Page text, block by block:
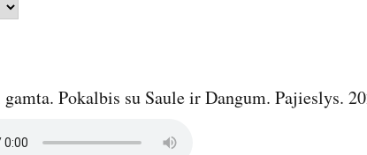
Pokalbis su Saule ir Dangum. Pajieslys.